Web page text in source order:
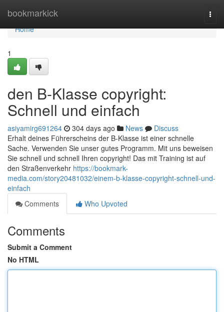
bookmarkick
Home
Home
1
den B-Klasse copyright:
Schnell und einfach
asiyamirg691264 304 days ago News
Discuss
Erhalt deines Führerscheins der B-Klasse ist einer schnelle
Sache. Verwenden Sie unser gutes Programm. Mit uns beweisen
Sie schnell und schnell Ihren copyright! Das mit Training ist auf
den Straßenverkehr https://bookmark-
media.com/story20481032/einem-b-klasse-copyright-schnell-und-
einfach
Comments
Who Upvoted
Comments
Submit a Comment
No HTML